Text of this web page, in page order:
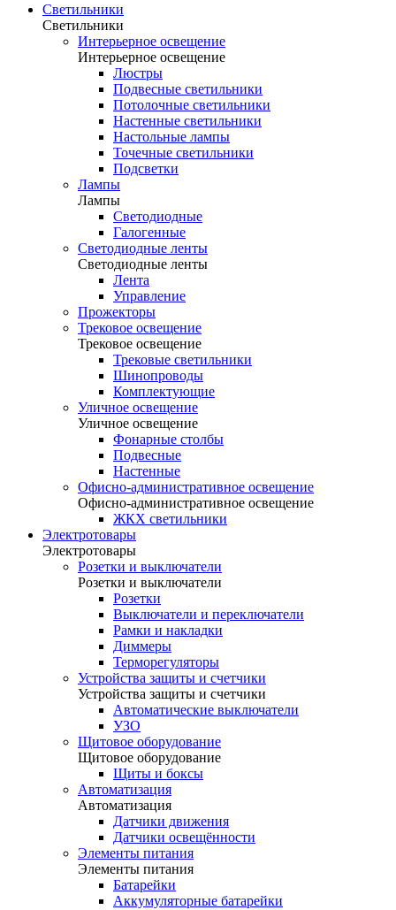
Светильники
Светильники
Интерьерное освещение
Интерьерное освещение
Люстры
Подвесные светильники
Потолочные светильники
Настенные светильники
Настольные лампы
Точечные светильники
Подсветки
Лампы
Лампы
Светодиодные
Галогенные
Светодиодные ленты
Светодиодные ленты
Лента
Управление
Прожекторы
Трековое освещение
Трековое освещение
Трековые светильники
Шинопроводы
Комплектующие
Уличное освещение
Уличное освещение
Фонарные столбы
Подвесные
Настенные
Офисно-административное освещение
Офисно-административное освещение
ЖКХ светильники
Электротовары
Электротовары
Розетки и выключатели
Розетки и выключатели
Розетки
Выключатели и переключатели
Рамки и накладки
Диммеры
Терморегуляторы
Устройства защиты и счетчики
Устройства защиты и счетчики
Автоматические выключатели
УЗО
Щитовое оборудование
Щитовое оборудование
Щиты и боксы
Автоматизация
Автоматизация
Датчики движения
Датчики освещённости
Элементы питания
Элементы питания
Батарейки
Аккумуляторные батарейки